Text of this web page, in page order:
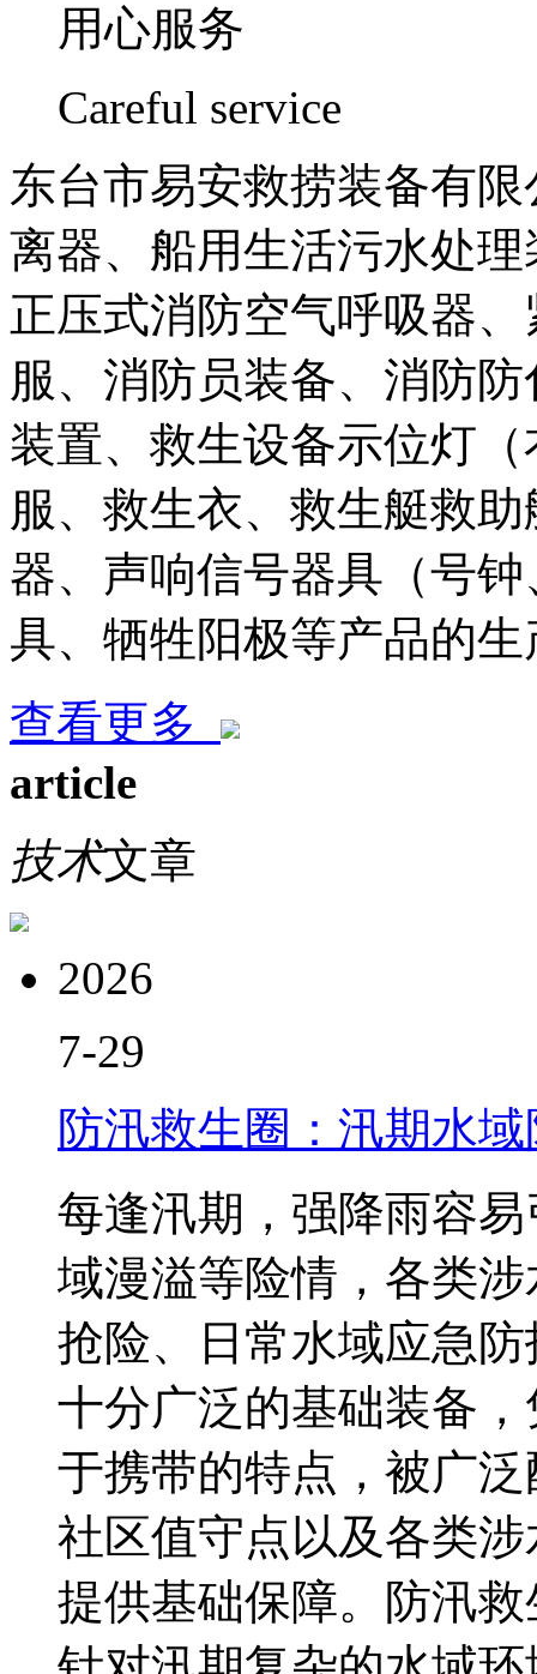
用心服务
Careful service
东台市易安救捞装备有
离器、船用生活污水处
正压式消防空气呼吸器
服、消防员装备、消防
装置、救生设备示位灯
服、救生衣、救生艇救
器、声响信号器具（号
具、牺牲阳极等产品的生
查看更多
article
技术文章
2026
7-29
防汛救生圈：汛期水
每逢汛期，强降雨容
域漫溢等险情，各类
抢险、日常水域应急
十分广泛的基础装备
于携带的特点，被广
社区值守点以及各类
提供基础保障。防汛